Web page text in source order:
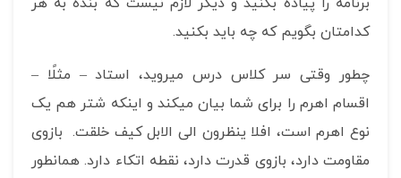
کدامتان بگویم که چه باید بکنید.
چطور وقتی سر کلاس درس می­روید، استاد – مثلًا –
اقسام اهرم را برای شما بیان می­کند و اینکه شتر هم یک
نوع اهرم است، افلا ینظرون الی الابل کیف خلقت. بازوی
مقاومت دارد، بازوی قدرت دارد، نقطه اتکاء دارد. همانطور